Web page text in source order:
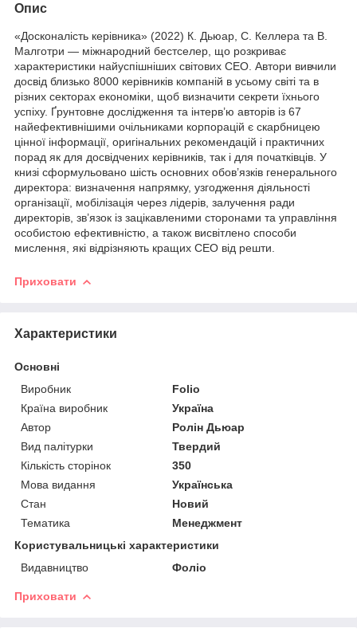
Опис
«Досконалість керівника» (2022) К. Дьюар, С. Келлера та В.
Малготри — міжнародний бестселер, що розкриває
характеристики найуспішніших світових СЕО. Автори вивчили
досвід близько 8000 керівників компаній в усьому світі та в
різних секторах економіки, щоб визначити секрети їхнього
успіху. Ґрунтовне дослідження та інтерв’ю авторів із 67
найефективнішими очільниками корпорацій є скарбницею
цінної інформації, оригінальних рекомендацій і практичних
порад як для досвідчених керівників, так і для початківців. У
книзі сформульовано шість основних обов’язків генерального
директора: визначення напрямку, узгодження діяльності
організації, мобілізація через лідерів, залучення ради
директорів, зв’язок із зацікавленими сторонами та управління
особистою ефективністю, а також висвітлено способи
мислення, які відрізняють кращих СЕО від решти.
Приховати
Характеристики
Основні
Виробник
Folio
Країна виробник
Україна
Автор
Ролін Дьюар
Вид палітурки
Твердий
Кількість сторінок
350
Мова видання
Українська
Стан
Новий
Тематика
Менеджмент
Користувальницькі характеристики
Видавництво
Фоліо
Приховати